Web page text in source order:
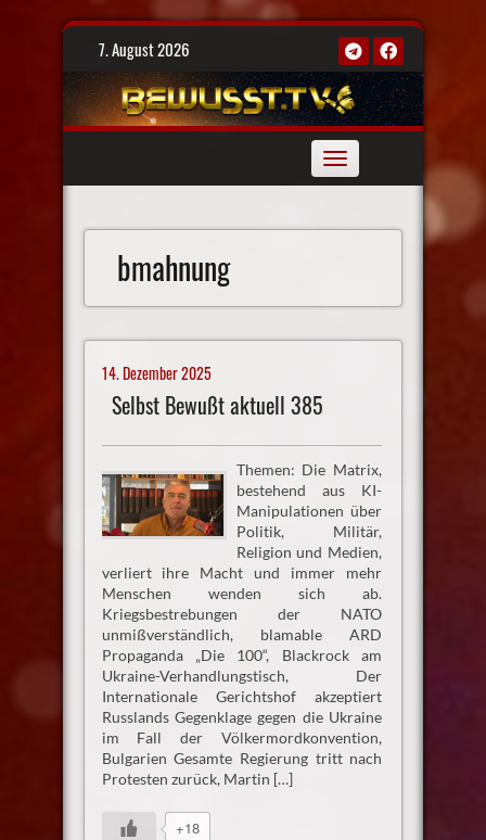
Skip
7. August 2026
Toggle
navigation
bmahnung
14. Dezember 2025
Selbst Bewußt aktuell 385
Themen: Die Matrix,
bestehend aus KI-
Manipulationen über
Politik, Militär,
Religion und Medien,
verliert ihre Macht und immer mehr
Menschen wenden sich ab.
Kriegsbestrebungen der NATO
unmißverständlich, blamable ARD
Propaganda „Die 100“, Blackrock am
Ukraine-Verhandlungstisch, Der
Internationale Gerichtshof akzeptiert
Russlands Gegenklage gegen die Ukraine
im Fall der Völkermordkonvention,
Bulgarien Gesamte Regierung tritt nach
Protesten zurück, Martin […]
+18